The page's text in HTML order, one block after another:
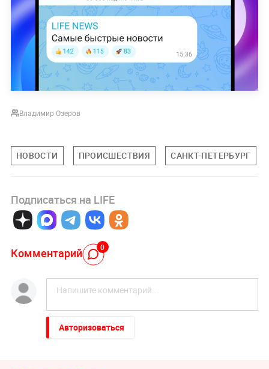
Владимир Озеров
НОВОСТИ ПРОИСШЕСТВИЯ САНКТ-ПЕТЕРБУРГ
Подписаться на LIFE
Комментарий 0
Авторизоваться